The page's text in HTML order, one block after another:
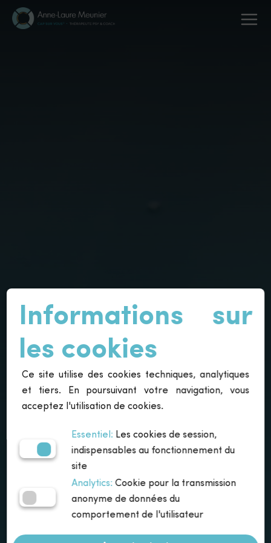
Informations sur
les cookies
Ce site utilise des cookies techniques, analytiques
et tiers. En poursuivant votre navigation, vous
acceptez l'utilisation de cookies.
Essentiel: Les cookies de session,
indispensables au fonctionnement du
site
Analytics: Cookie pour la transmission
anonyme de données du
comportement de l'utilisateur
“ Vos défis sont
faits de multiples
facettes. Les
solutions
devraient l’être
aussi.”